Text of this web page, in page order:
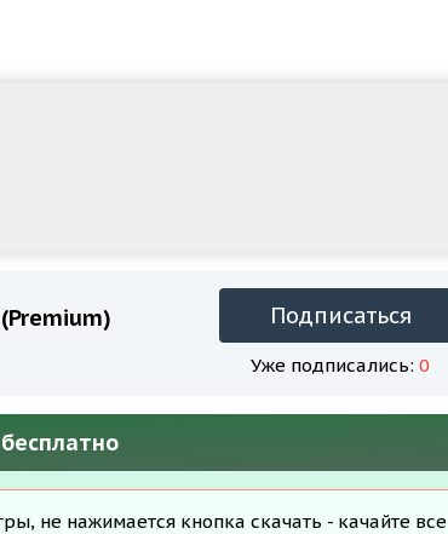
Подписаться
Уже подписались: 0
не нажимается кнопка скачать - качайте все